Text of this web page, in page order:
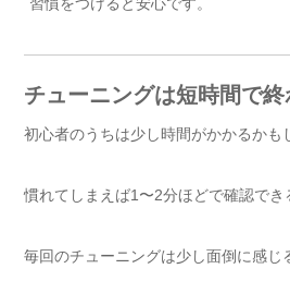
チューニングは短時間で
初心者のうちは少し時間がかかるかも
慣れてしまえば1〜2分ほどで確認でき
毎回のチューニングは少し面倒に感じ